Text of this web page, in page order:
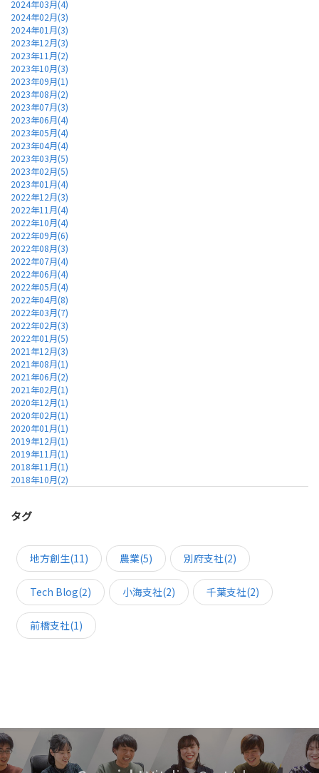
2024年03月(4)
2024年02月(3)
2024年01月(3)
2023年12月(3)
2023年11月(2)
2023年10月(3)
2023年09月(1)
2023年08月(2)
2023年07月(3)
2023年06月(4)
2023年05月(4)
2023年04月(4)
2023年03月(5)
2023年02月(5)
2023年01月(4)
2022年12月(3)
2022年11月(4)
2022年10月(4)
2022年09月(6)
2022年08月(3)
2022年07月(4)
2022年06月(4)
2022年05月(4)
2022年04月(8)
2022年03月(7)
2022年02月(3)
2022年01月(5)
2021年12月(3)
2021年08月(1)
2021年06月(2)
2021年02月(1)
2020年12月(1)
2020年02月(1)
2020年01月(1)
2019年12月(1)
2019年11月(1)
2018年11月(1)
2018年10月(2)
タグ
地方創生(11) 農業(5) 別府支社(2)
Tech Blog(2) 小海支社(2) 千葉支社(2)
前橋支社(1)